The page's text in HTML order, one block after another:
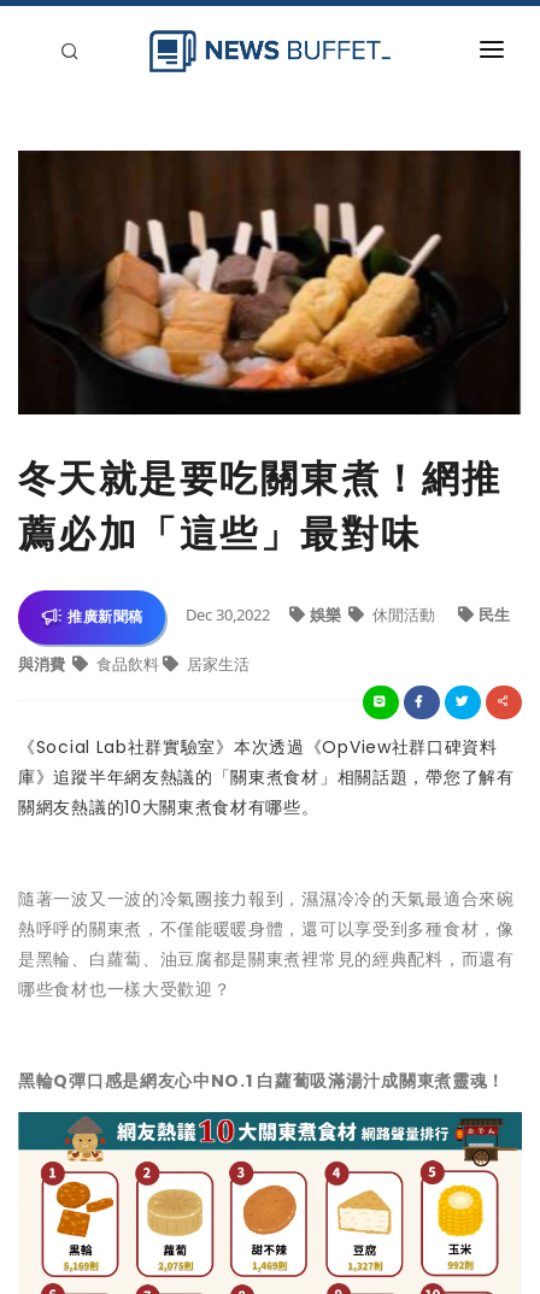
冬天就是要吃關東煮！網推
薦必加「這些」最對味
推廣新聞稿 Dec 30,2022 娛樂 休閒活動 民生
與消費 食品飲料 居家生活
《Social Lab社群實驗室》本次透過《OpView社群口碑資料
庫》追蹤半年網友熱議的「關東煮食材」相關話題，帶您了解有
關網友熱議的10大關東煮食材有哪些。
隨著一波又一波的冷氣團接力報到，濕濕冷冷的天氣最適合來碗
熱呼呼的關東煮，不僅能暖暖身體，還可以享受到多種食材，像
是黑輪、白蘿蔔、油豆腐都是關東煮裡常見的經典配料，而還有
哪些食材也一樣大受歡迎？
黑輪Q彈口感是網友心中NO.1 白蘿蔔吸滿湯汁成關東煮靈魂！